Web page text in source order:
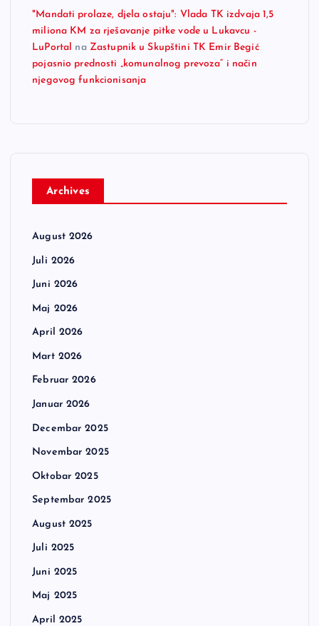
"Mandati prolaze, djela ostaju": Vlada TK izdvaja 1,5
miliona KM za rješavanje pitke vode u Lukavcu -
LuPortal na Zastupnik u Skupštini TK Emir Begić
pojasnio prednosti „komunalnog prevoza“ i način
njegovog funkcionisanja
Archives
August 2026
Juli 2026
Juni 2026
Maj 2026
April 2026
Mart 2026
Februar 2026
Januar 2026
Decembar 2025
Novembar 2025
Oktobar 2025
Septembar 2025
August 2025
Juli 2025
Juni 2025
Maj 2025
April 2025